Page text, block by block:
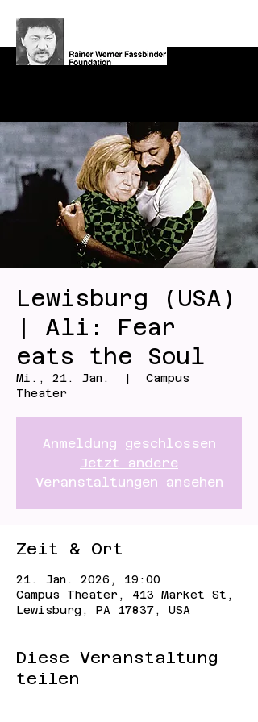
Lewisburg (USA)
| Ali: Fear
eats the Soul
Mi., 21. Jan.
  |
Campus
Theater
Anmeldung geschlossen
Jetzt andere
Veranstaltungen ansehen
Zeit & Ort
21. Jan. 2026, 19:00
Campus Theater, 413 Market St,
Lewisburg, PA 17837, USA
Diese Veranstaltung
teilen